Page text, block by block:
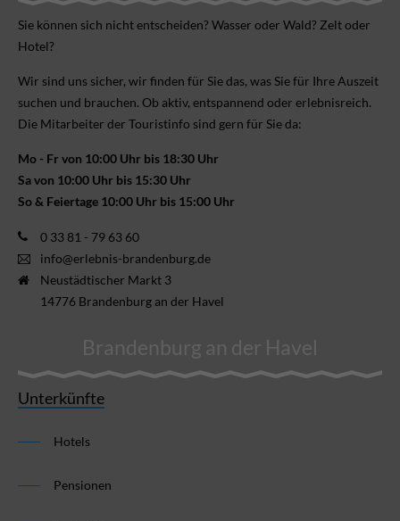
Sie können sich nicht ent­scheiden? Wasser oder Wald? Zelt oder
Hotel?
Wir sind uns sicher, wir finden für Sie das, was Sie für Ihre Aus­zeit
suchen und brauchen. Ob aktiv, ent­spannend oder erlebnis­reich.
Die Mitarbeiter der Touristinfo sind gern für Sie da:
Mo - Fr von 10:00 Uhr bis 18:30 Uhr
Sa von 10:00 Uhr bis 15:30 Uhr
So & Feiertage 10:00 Uhr bis 15:00 Uhr
0 33 81 - 79 63 60
info@erlebnis-brandenburg.de
Neustädtischer Markt 3
14776 Brandenburg an der Havel
Brandenburg an der Havel
Unterkünfte
Hotels
Pensionen